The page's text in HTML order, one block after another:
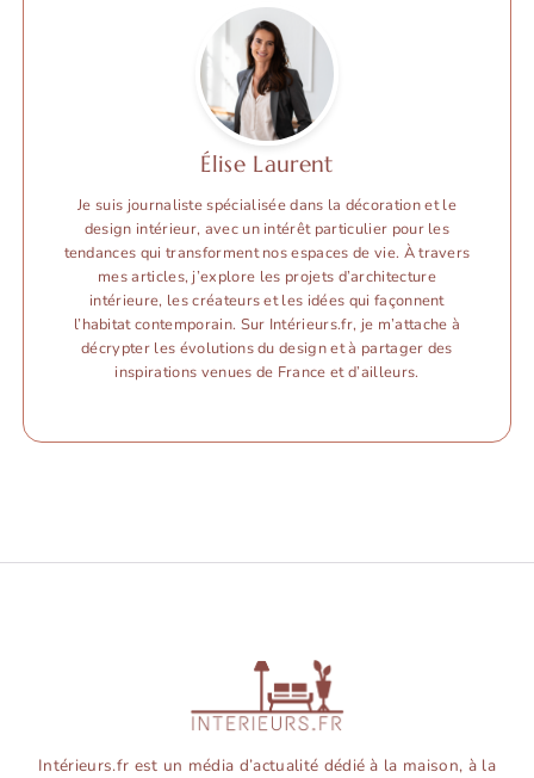
Élise Laurent
Je suis journaliste spécialisée dans la décoration et le
design intérieur, avec un intérêt particulier pour les
tendances qui transforment nos espaces de vie. À travers
mes articles, j’explore les projets d’architecture
intérieure, les créateurs et les idées qui façonnent
l’habitat contemporain. Sur Intérieurs.fr, je m’attache à
décrypter les évolutions du design et à partager des
inspirations venues de France et d’ailleurs.
Intérieurs.fr est un média d’actualité dédié à la maison, à la